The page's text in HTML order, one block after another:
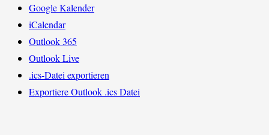
Google Kalender
iCalendar
Outlook 365
Outlook Live
.ics-Datei exportieren
Exportiere Outlook .ics Datei